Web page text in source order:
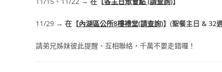
11/29 → 在【內湖區公所8樓禮堂(請查詢)】(聖餐主日 & 32
請弟兄姊妹彼此提醒、互相聯絡，千萬不要走錯囉！